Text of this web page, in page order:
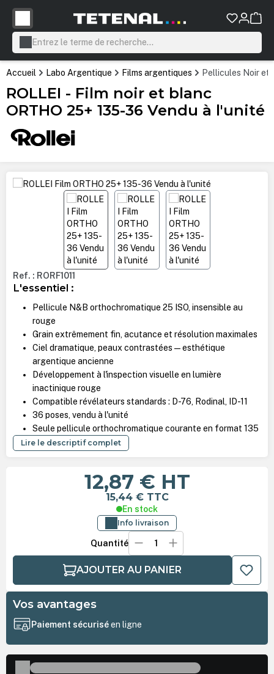
principal
Accueil Labo Argentique Films argentiques Pellicules Noir et
ROLLEI - Film noir et blanc
ORTHO 25+ 135-36 Vendu à l'unité
Ignorer la galerie d'images
Ref. : RORF1011
L'essentiel :
Pellicule N&B orthochromatique 25 ISO, insensible au
rouge
Grain extrêmement fin, acutance et résolution maximales
Ciel dramatique, peaux contrastées — esthétique
argentique ancienne
Développement à l'inspection visuelle en lumière
inactinique rouge
Compatible révélateurs standards : D-76, Rodinal, ID-11
36 poses, vendu à l'unité
Seule pellicule orthochromatique courante en format 135
Lire le descriptif complet
12,87 € HT
15,44 € TTC
En stock
Info livraison
Quantité
AJOUTER AU PANIER
Vos avantages
Paiement sécuriséen ligne